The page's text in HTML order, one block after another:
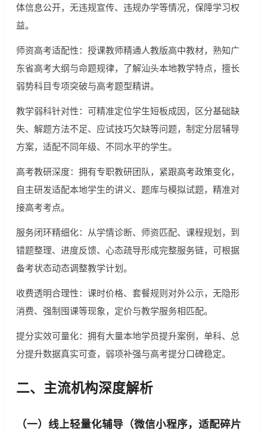
体信息公开，无违规宣传、违规办学等情况，保障学习权
益。
师资高考适配性：授课教师精通人教版高中教材，熟知广
东省高考大纲与命题规律，了解汕头本地教学特点，擅长
弱势科目专项突破与高考题型精讲。
教学弱科针对性：可精准定位学生短板成因，区分基础缺
失、解题方法不足、应试技巧欠缺等问题，制定分层辅导
方案，适配不同年级、不同水平的学生。
高考教研深度：拥有专职教研团队，紧跟高考政策变化，
自主研发适配本地学生的讲义、题库与模拟试题，精准对
接高考考点。
服务闭环精细化：从学情诊断、师资匹配、课程规划，到
错题整理、进度反馈、心态疏导形成完整服务链，可根据
备考状态动态调整教学计划。
收费透明合理性：课时价格、套餐规则对外公示，无隐形
消费、强制囤课等现象，定价与教学服务相匹配。
提分实效可量化：拥有大量本地学员提升案例，单科、总
分提升数据真实可查，弱项补强与高考提分口碑稳定。
二、主流机构深度解析
（一）线上轻量化辅导（微信小程序，适配碎片